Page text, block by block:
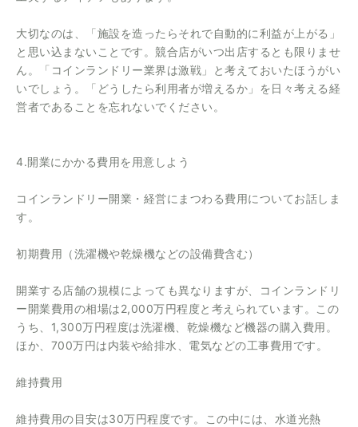
大切なのは、「施設を造ったらそれで自動的に利益が上がる」
と思い込まないことです。競合店がいつ出店するとも限りませ
ん。「コインランドリー業界は激戦」と考えておいたほうがい
いでしょう。「どうしたら利用者が増えるか」を日々考える経
営者であることを忘れないでください。
4.開業にかかる費用を用意しよう
コインランドリー開業・経営にまつわる費用についてお話しま
す。
初期費用（洗濯機や乾燥機などの設備費含む）
開業する店舗の規模によっても異なりますが、コインランドリ
ー開業費用の相場は2,000万円程度と考えられています。この
うち、1,300万円程度は洗濯機、乾燥機など機器の購入費用。
ほか、700万円は内装や給排水、電気などの工事費用です。
維持費用
維持費用の目安は30万円程度です。この中には、水道光熱